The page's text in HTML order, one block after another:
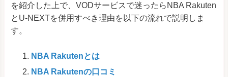
を紹介した上で、VODサービスで迷ったらNBA Rakuten
とU-NEXTを併用すべき理由を以下の流れで説明しま
す。
NBA Rakutenとは
NBA Rakutenの口コミ